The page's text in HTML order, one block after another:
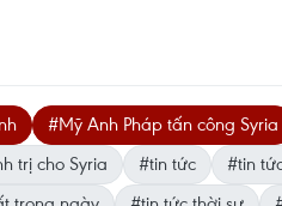
#Mỹ Anh Pháp tấn công Syria
trị cho Syria
#tin tức #tin